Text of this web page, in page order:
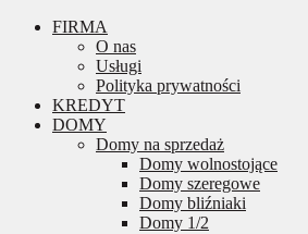
FIRMA
O nas
Usługi
Polityka prywatności
KREDYT
DOMY
Domy na sprzedaż
Domy wolnostojące
Domy szeregowe
Domy bliźniaki
Domy 1/2